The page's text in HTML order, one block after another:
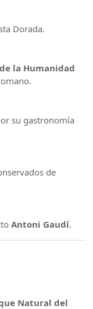
Dorada.
la Humanidad
su gastronomía
de
Antoni Gaudí.
Natural del